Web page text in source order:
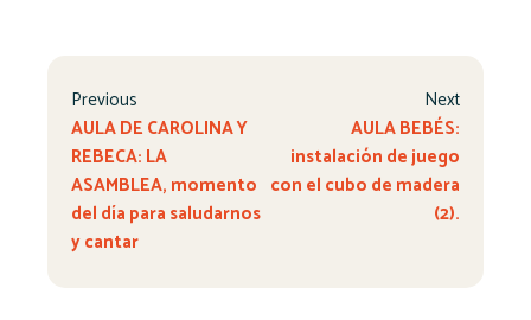
Previous
AULA DE CAROLINA Y
REBECA: LA
ASAMBLEA, momento
del día para saludarnos
y cantar
Next
AULA BEBÉS:
instalación de juego
con el cubo de madera
(2).